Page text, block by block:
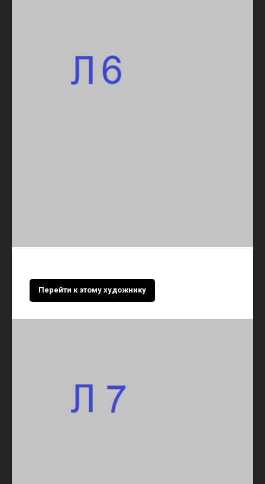
Перейти к этому художнику